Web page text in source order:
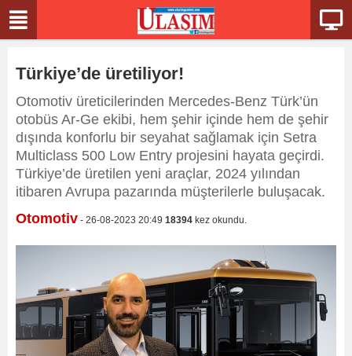
Türkiye’de üretiliyor!
Otomotiv üreticilerinden Mercedes-Benz Türk’ün
otobüs Ar-Ge ekibi, hem şehir içinde hem de şehir
dışında konforlu bir seyahat sağlamak için Setra
Multiclass 500 Low Entry projesini hayata geçirdi.
Türkiye’de üretilen yeni araçlar, 2024 yılından
itibaren Avrupa pazarında müşterilerle buluşacak.
Otomotiv - 26-08-2023 20:49 18394 kez okundu.